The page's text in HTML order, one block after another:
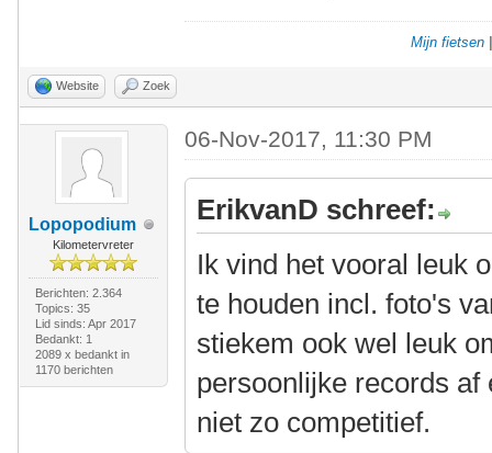
Mijn fietsen
Website Zoek
Lopopodium
Kilometervreter
Berichten: 2.364
Topics: 35
Lid sinds: Apr 2017
Bedankt: 1
2089 x bedankt in
1170 berichten
06-Nov-2017, 11:30 PM
ErikvanD schreef:
Ik vind het vooral leuk
te houden incl. foto's
stiekem ook wel leuk
persoonlijke records af
niet zo competitief.